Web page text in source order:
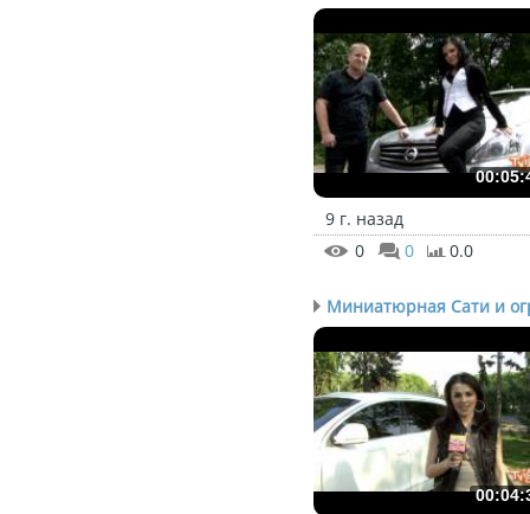
9 г. назад
0
0 0.0
Миниатюрная Сати и